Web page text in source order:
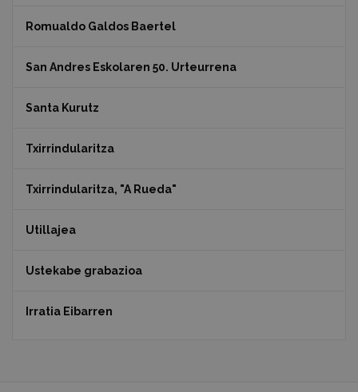
Romualdo Galdos Baertel
San Andres Eskolaren 50. Urteurrena
Santa Kurutz
Txirrindularitza
Txirrindularitza, "A Rueda"
Utillajea
Ustekabe grabazioa
Irratia Eibarren